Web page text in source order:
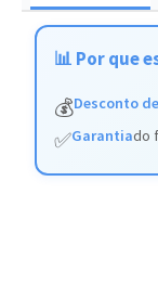
📊 Por que
💰Desconto
✅Garantiado